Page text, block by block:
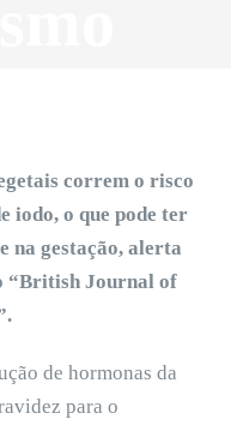
correm o risco
iodo, o que pode ter
na gestação, alerta
“British Journal of
de hormonas da
para o